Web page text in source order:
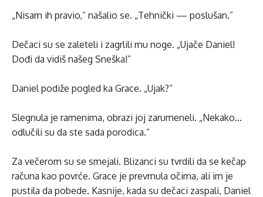
„Nisam ih pravio,” našalio se. „Tehnički — poslušan.”
Dečaci su se zaleteli i zagrlili mu noge. „Ujače Daniel!
Dođi da vidiš našeg Sneška!”
Daniel podiže pogled ka Grace. „Ujak?”
Slegnula je ramenima, obrazi joj zarumeneli. „Nekako…
odlučili su da ste sada porodica.”
Za večerom su se smejali. Blizanci su tvrdili da se kečap
računa kao povrće. Grace je prevrnula očima, ali im je
pustila da pobede. Kasnije, kada su dečaci zaspali, Daniel